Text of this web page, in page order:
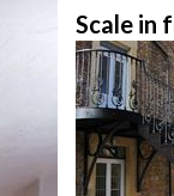
Scale in